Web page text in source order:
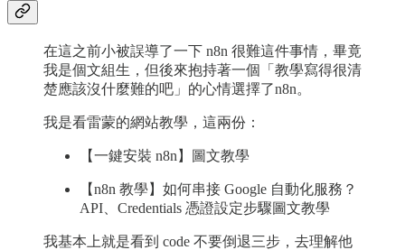
在這之前小被誤導了一下 n8n 很難這件事情，畢竟
我是個文組生，但後來抱持著一個「教學寫得很清
楚應該沒什麼難的吧」的心情選擇了n8n。
我是看雷蒙的網站教學，這兩份：
【一鍵安裝 n8n】圖文教學
【n8n 教學】如何串接 Google 自動化服務？
API、Credentials 憑證設定步驟圖文教學
我基本上就是看到 code 不要倒退三步，去理解他